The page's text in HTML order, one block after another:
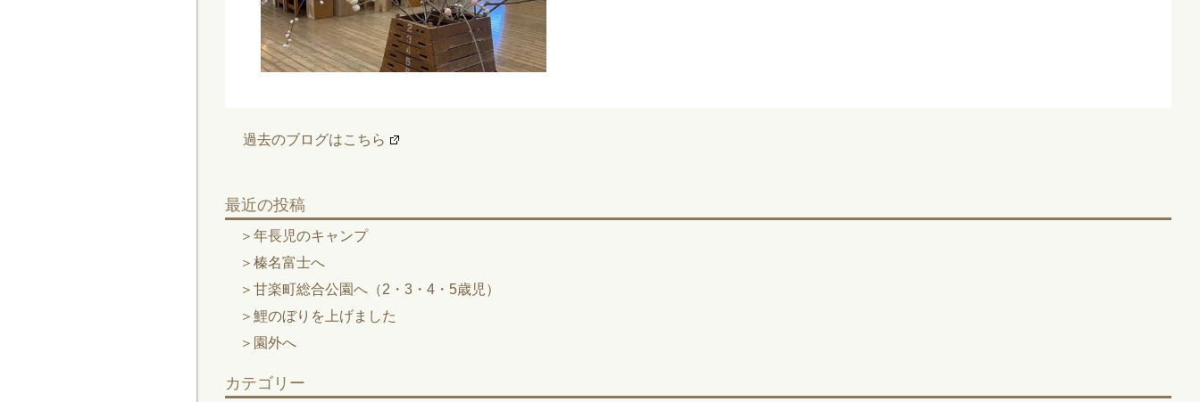
過去のブログはこちら
最近の投稿
年長児のキャンプ
榛名富士へ
甘楽町総合公園へ（2・3・4・5歳児）
鯉のぼりを上げました
園外へ
カテゴリー